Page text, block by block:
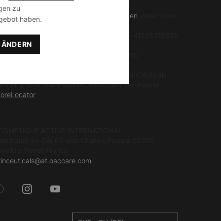
Sie einfach das Formular hier ausfüllen
uns an:
oder technische Fragen: +41225310635
– Freitag 9:00 – 17:00Uhr)
zu unseren Produkten: +41581051316
in Ihrer Nähe suchen, besuchen Sie unseren
.
zu
haben.